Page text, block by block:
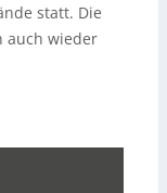
statt. Die
auch wieder